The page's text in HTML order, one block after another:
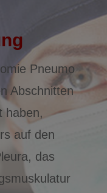
Pneumo
Abschnitten
haben,
auf den
das